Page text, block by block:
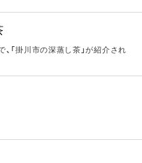
、「掛川市の深蒸し茶」が紹介され